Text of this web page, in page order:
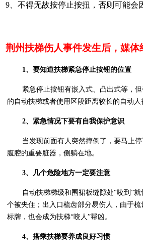
9、不得无故按停止按扭，否则可能会
荆州扶梯伤人事件发生后，媒体
1、要知道扶梯紧急停止按钮的位置
紧急停止按钮有嵌入式、凸出式等，
的自动扶梯或者使用区段距离较长的自动
2、紧急情况下要有自我保护意识
当发现前面有人突然摔倒了，要马上
腹腔的重要脏器，侧躺在地。
3、几个危险地方一定要注意
自动扶梯梯级和围裙板缝隙处“咬到”
个被夹住；出入口梳齿部分易伤人，由于
标牌，也会成为扶梯“咬人”帮凶。
4、搭乘扶梯要养成良好习惯